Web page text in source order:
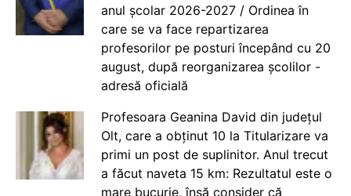
anul școlar 2026-2027 / Ordinea în
care se va face repartizarea
profesorilor pe posturi începând cu 20
august, după reorganizarea școlilor -
adresă oficială
Profesoara Geanina David din județul
Olt, care a obținut 10 la Titularizare va
primi un post de suplinitor. Anul trecut
a făcut naveta 15 km: Rezultatul este o
mare bucurie, însă consider că